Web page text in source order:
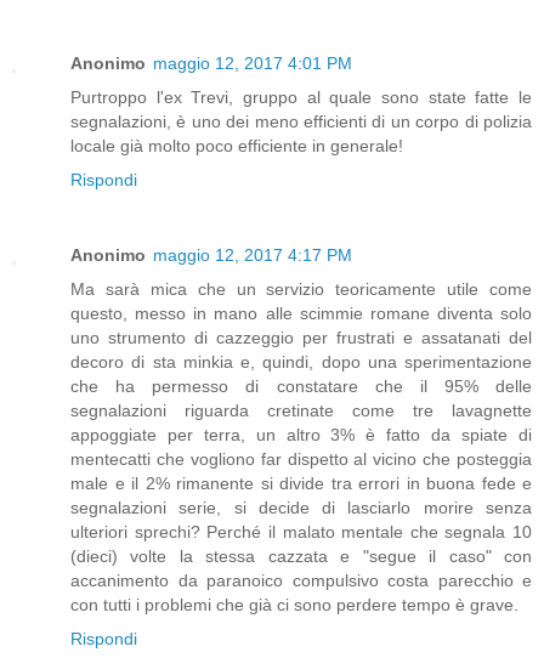
Anonimo maggio 12, 2017 4:01 PM
Purtroppo l'ex Trevi, gruppo al quale sono state fatte le
segnalazioni, è uno dei meno efficienti di un corpo di polizia
locale già molto poco efficiente in generale!
Rispondi
Anonimo maggio 12, 2017 4:17 PM
Ma sarà mica che un servizio teoricamente utile come
questo, messo in mano alle scimmie romane diventa solo
uno strumento di cazzeggio per frustrati e assatanati del
decoro di sta minkia e, quindi, dopo una sperimentazione
che ha permesso di constatare che il 95% delle
segnalazioni riguarda cretinate come tre lavagnette
appoggiate per terra, un altro 3% è fatto da spiate di
mentecatti che vogliono far dispetto al vicino che posteggia
male e il 2% rimanente si divide tra errori in buona fede e
segnalazioni serie, si decide di lasciarlo morire senza
ulteriori sprechi? Perché il malato mentale che segnala 10
(dieci) volte la stessa cazzata e "segue il caso" con
accanimento da paranoico compulsivo costa parecchio e
con tutti i problemi che già ci sono perdere tempo è grave.
Rispondi